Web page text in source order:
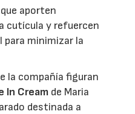
aporten
cutícula y refuercen
minimizar la
la compañía figuran
In Cream de Maria
destinada a